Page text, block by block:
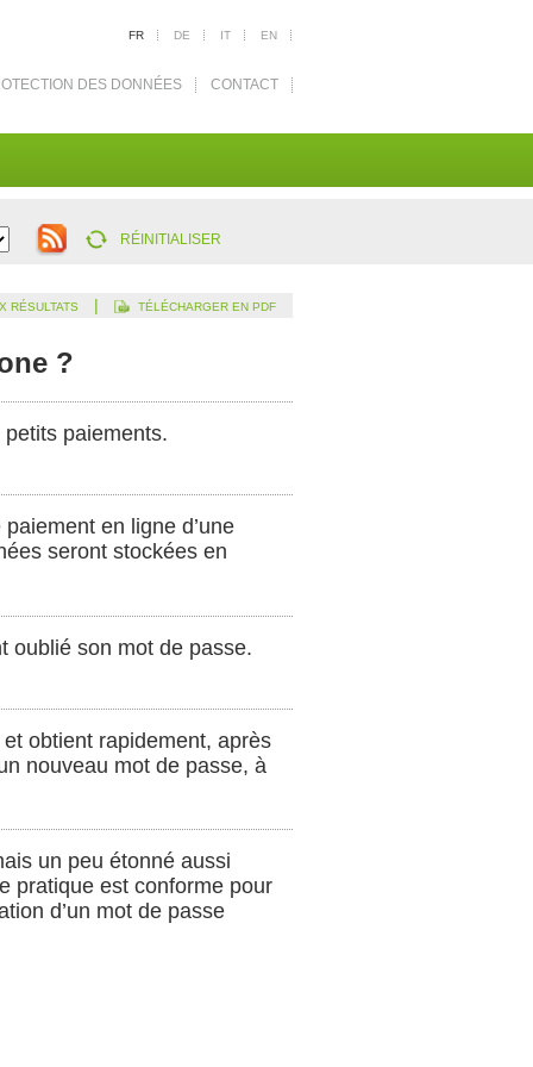
FR DE IT EN
DES DONNÉES CONTACT
RÉINITIALISER
RÉSULTATS | TÉLÉCHARGER EN PDF
?
paiements.
en ligne d’une
seront stockées en
oublié son mot de passe.
obtient rapidement, après
nouveau mot de passe, à
un peu étonné aussi
pratique est conforme pour
d’un mot de passe